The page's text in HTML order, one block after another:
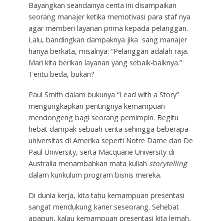
Bayangkan seandainya cerita ini disampaikan
seorang manajer ketika memotivasi para staf nya
agar memberi layanan prima kepada pelanggan.
Lalu, bandingkan dampaknya jika sang manajer
hanya berkata, misalnya: “Pelanggan adalah raja.
Mari kita berikan layanan yang sebaik-baiknya.”
Tentu beda, bukan?
Paul Smith dalam bukunya “Lead with a Story”
mengungkapkan pentingnya kemampuan
mendongeng bagi seorang pemimpin. Begitu
hebat dampak sebuah cerita sehingga beberapa
universitas di Amerika seperti Notre Dame dan De
Paul University, serta Macquarie University di
Australia menambahkan mata kuliah storytelling
dalam kurikulum program bisnis mereka.
Di dunia kerja, kita tahu kemampuan presentasi
sangat mendukung karier seseorang. Sehebat
apapun, kalau kemampuan presentasi kita lemah,